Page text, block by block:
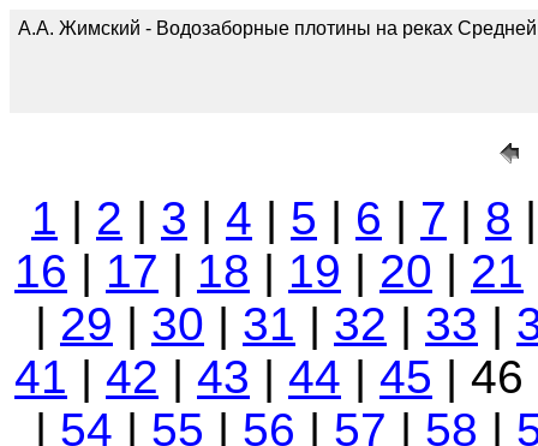
А.А. Жимский - Водозаборные плотины на реках
1 | 2 | 3 | 4 | 5 | 6 | 7 | 8
16 | 17 | 18 | 19 | 20 | 21
| 29 | 30 | 31 | 32 | 33 |
41 | 42 | 43 | 44 | 45 |
| 54 | 55 | 56 | 57 | 58 |